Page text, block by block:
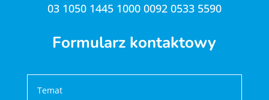
03 1050 1445 1000 0092 0533 5590
Formularz kontaktowy